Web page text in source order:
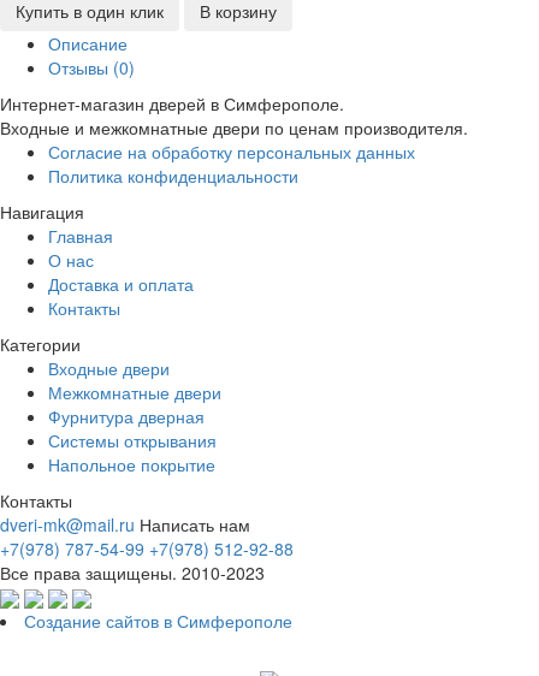
Купить в один клик
В корзину
Описание
Отзывы (0)
Интернет-магазин дверей в Симферополе.
Входные и межкомнатные двери по ценам производителя.
Согласие на обработку персональных данных
Политика конфиденциальности
Навигация
Главная
О нас
Доставка и оплата
Контакты
Категории
Входные двери
Межкомнатные двери
Фурнитура дверная
Системы открывания
Напольное покрытие
Контакты
dveri-mk@mail.ru Написать нам
+7(978) 787-54-99 +7(978) 512-92-88
Все права защищены. 2010-2023
Создание сайтов в Симферополе